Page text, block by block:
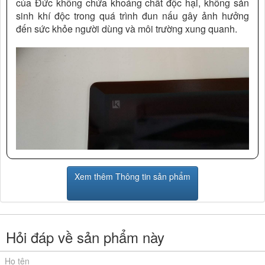
của Đức không chứa khoáng chất độc hại, không sản
sinh khí độc trong quá trình đun nấu gây ảnh hưởng
đến sức khỏe người dùng và môi trường xung quanh.
Bởi kính là vật liệu cách điện nên bạn có thể hoàn toàn
khối kính còn giúp việc vệ sinh sau đun nấu được
nhanh chóng và đơn giản hơn bao giờ hết.
Xem thêm Thông tin sản phẩm
Hỏi đáp về sản phẩm này